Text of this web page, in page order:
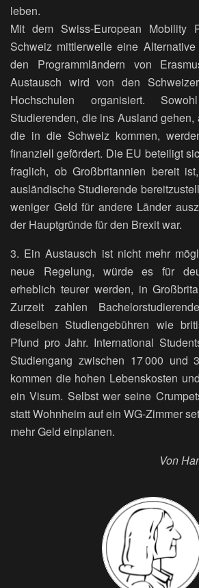
leben.
Mit dem Swiss-European Mobility
Schweiz mittlerweile eine
den Programmländern von
Austausch wird von den
Hochschulen organisiert.
Studierenden, die ins Ausland
die in die Schweiz kommen,
finanziell gefördert. Die EU beteiligt
fraglich, ob Großbritannien bereit
ausländische Studierende
weniger Geld für andere Länder
der Hauptgründe für den Brexit war.
3. Ein Austausch ist nicht mehr
neue Regelung, würde es für
erheblich teurer werden, in
Zurzeit zahlen
dieselben Studiengebühren wie
Pfund pro Jahr. International
Studiengang zwischen 17 000 und
kommen die hohen Lebenskosten
ein Visum. Selbst wer seine
statt Wohnheim auf ein WG-Zimmer
mehr Geld einplanen.
Von